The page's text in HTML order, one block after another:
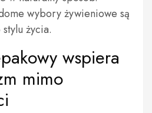
wybory żywieniowe są
życia.
wspiera
mimo